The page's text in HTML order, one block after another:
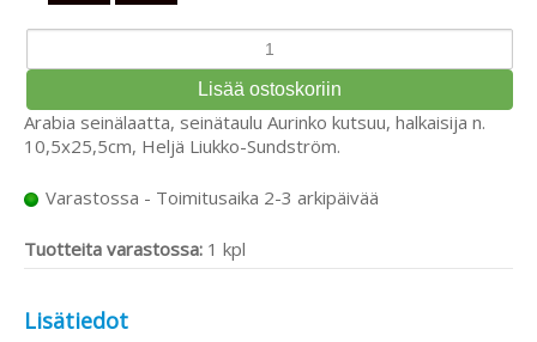
Arabia seinälaatta, seinätaulu Aurinko kutsuu, halkaisija n.
10,5x25,5cm, Heljä Liukko-Sundström.
Varastossa - Toimitusaika 2-3 arkipäivää
Tuotteita varastossa: 1 kpl
Lisätiedot